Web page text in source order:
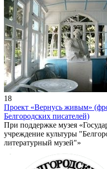
18
Проект «Вернусь живым»
Белгородских писателей)
При поддержке музея
учреждение культуры
литературный музей"»